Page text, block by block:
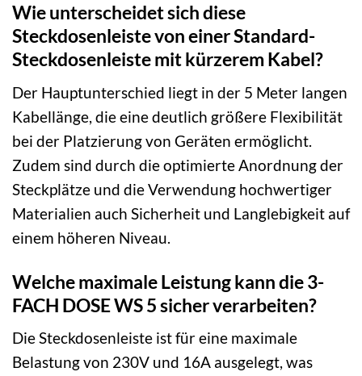
Wie unterscheidet sich diese
Steckdosenleiste von einer Standard-
Steckdosenleiste mit kürzerem Kabel?
Der Hauptunterschied liegt in der 5 Meter langen
Kabellänge, die eine deutlich größere Flexibilität
bei der Platzierung von Geräten ermöglicht.
Zudem sind durch die optimierte Anordnung der
Steckplätze und die Verwendung hochwertiger
Materialien auch Sicherheit und Langlebigkeit auf
einem höheren Niveau.
Welche maximale Leistung kann die 3-
FACH DOSE WS 5 sicher verarbeiten?
Die Steckdosenleiste ist für eine maximale
Belastung von 230V und 16A ausgelegt, was